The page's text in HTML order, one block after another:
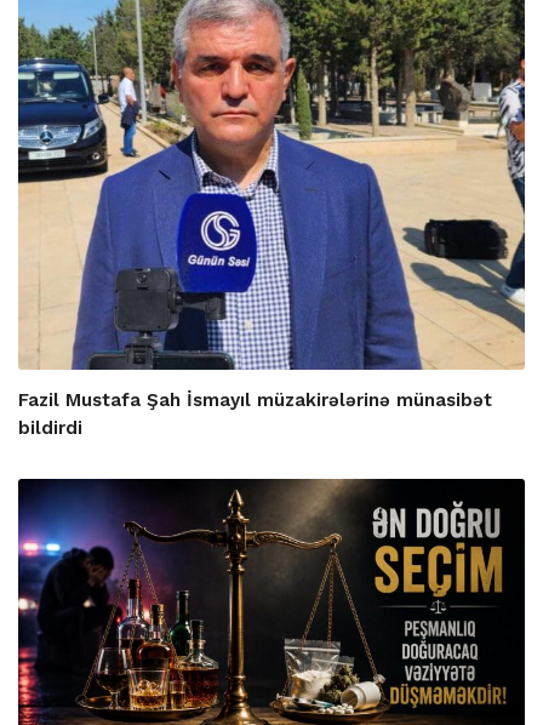
Fazil Mustafa Şah İsmayıl müzakirələrinə münasibət
bildirdi